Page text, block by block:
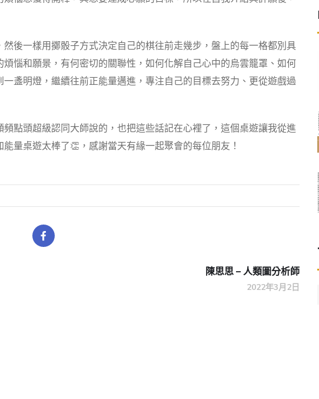
後一樣用擲骰子方式決定自己的棋往前走幾步，盤上的每一格都別具
惱和願景，有何密切的關聯性，如何化解自己心中的烏雲籠罩、如何
盞明燈，繼續往前正能量邁進，專注自己的目標去努力、更從遊戲過
點頭超級認同大師說的，也把這些話記在心裡了，這個桌遊讓我從進
量桌遊太棒了👏，感謝當天有緣一起聚會的每位朋友！
陳思思 – 人類圖分析師
2022年3月2日